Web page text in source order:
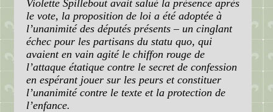
Violette Spillebout avait salué la présence après
le vote, la proposition de loi a été adoptée à
l’unanimité des députés présents – un cinglant
échec pour les partisans du statu quo, qui
avaient en vain agité le chiffon rouge de
l’attaque étatique contre le secret de confession
en espérant jouer sur les peurs et constituer
l’unanimité contre le texte et la protection de
l’enfance.